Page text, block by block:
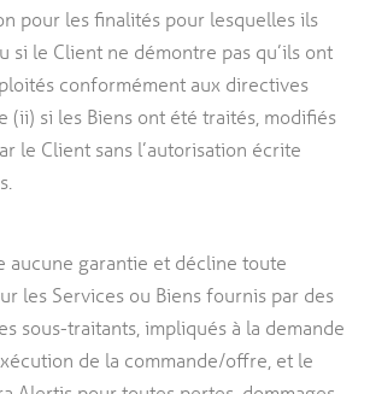
pour les finalités pour lesquelles ils
si le Client ne démontre pas qu’ils ont
conformément aux directives
(ii) si les Biens ont été traités, modifiés
le Client sans l’autorisation écrite
aucune garantie et décline toute
les Services ou Biens fournis par des
sous-traitants, impliqués à la demande
de la commande/offre, et le